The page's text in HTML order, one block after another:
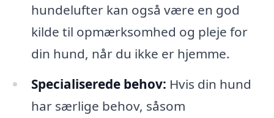
hundelufter kan også være en god
kilde til opmærksomhed og pleje for
din hund, når du ikke er hjemme.
Specialiserede behov: Hvis din hund
har særlige behov, såsom